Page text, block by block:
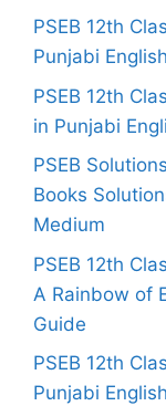
PSEB 12th
Punjabi
PSEB 12th
in Punjabi
PSEB
Books
Medium
PSEB 12th
A Rainbow of
Guide
PSEB 12th
Punjabi